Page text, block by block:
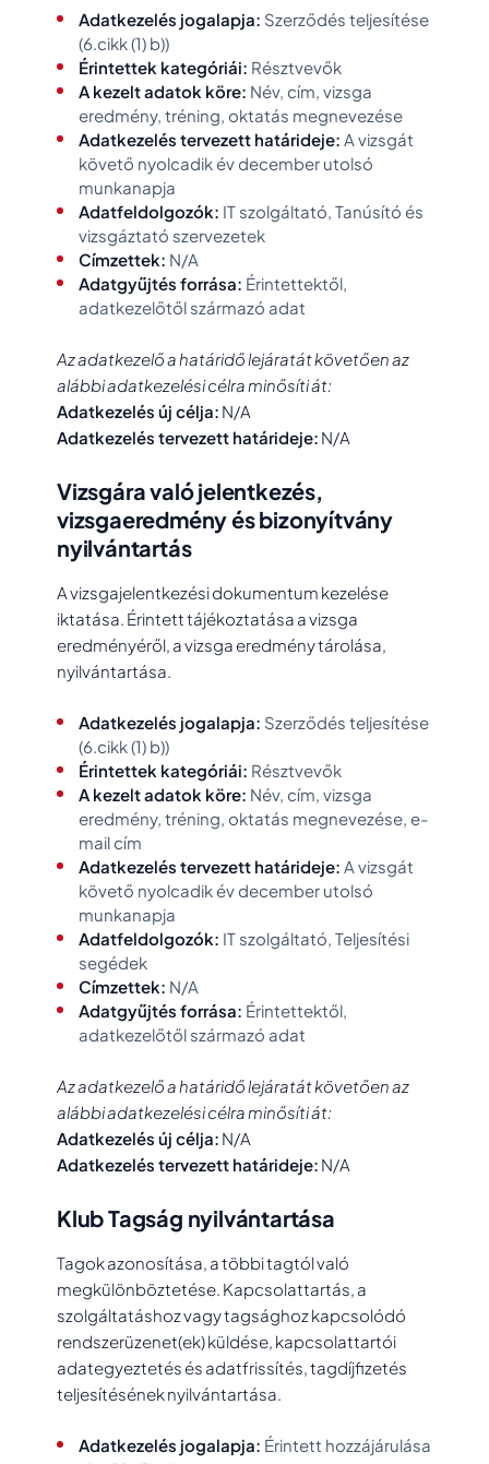
Adatkezelés jogalapja: Szerződés teljesítése
(6.cikk (1) b))
Érintettek kategóriái: Résztvevők
A kezelt adatok köre: Név, cím, vizsga
eredmény, tréning, oktatás megnevezése
Adatkezelés tervezett határideje: A vizsgát
követő nyolcadik év december utolsó
munkanapja
Adatfeldolgozók: IT szolgáltató, Tanúsító és
vizsgáztató szervezetek
Címzettek: N/A
Adatgyűjtés forrása: Érintettektől,
adatkezelőtől származó adat
Az adatkezelő a határidő lejáratát követően az
alábbi adatkezelési célra minősíti át:
Adatkezelés új célja: N/A
Adatkezelés tervezett határideje: N/A
Vizsgára való jelentkezés,
vizsgaeredmény és bizonyítvány
nyilvántartás
A vizsgajelentkezési dokumentum kezelése
iktatása. Érintett tájékoztatása a vizsga
eredményéről, a vizsga eredmény tárolása,
nyilvántartása.
Adatkezelés jogalapja: Szerződés teljesítése
(6.cikk (1) b))
Érintettek kategóriái: Résztvevők
A kezelt adatok köre: Név, cím, vizsga
eredmény, tréning, oktatás megnevezése, e-
mail cím
Adatkezelés tervezett határideje: A vizsgát
követő nyolcadik év december utolsó
munkanapja
Adatfeldolgozók: IT szolgáltató, Teljesítési
segédek
Címzettek: N/A
Adatgyűjtés forrása: Érintettektől,
adatkezelőtől származó adat
Az adatkezelő a határidő lejáratát követően az
alábbi adatkezelési célra minősíti át:
Adatkezelés új célja: N/A
Adatkezelés tervezett határideje: N/A
Klub Tagság nyilvántartása
Tagok azonosítása, a többi tagtól való
megkülönböztetése. Kapcsolattartás, a
szolgáltatáshoz vagy tagsághoz kapcsolódó
rendszerüzenet(ek) küldése, kapcsolattartói
adategyeztetés és adatfrissítés, tagdíjfizetés
teljesítésének nyilvántartása.
Adatkezelés jogalapja: Érintett hozzájárulása